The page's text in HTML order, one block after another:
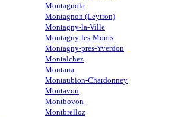
Montagnola
Montagnon (Leytron)
Montagny-la-Ville
Montagny-les-Monts
Montagny-près-Yverdon
Montalchez
Montana
Montaubion-Chardonney
Montavon
Montbovon
Montbrelloz